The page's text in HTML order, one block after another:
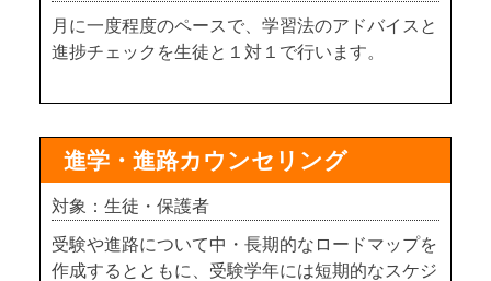
月に一度程度のペースで、学習法のアドバイスと
進捗チェックを生徒と１対１で行います。
進学・進路カウンセリング
対象：生徒・保護者
受験や進路について中・長期的なロードマップを
作成するとともに、受験学年には短期的なスケジ